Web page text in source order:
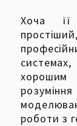
Хоча її
хорошим
роботи з